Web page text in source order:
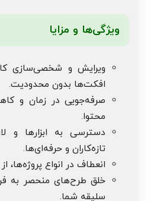
ویژگی‌ها و مزایا
ویرایش و شخصی‌سازی
افکت‌ها بدون محدودیت.
صرفه‌جویی در زمان و
محتوا.
دسترسی به ابزارها و
تازه‌کاران و حرفه‌ای‌ها.
انعطاف در انواع پروژه‌ها،
خلق طرح‌های منحصر به
سلیقه شما.